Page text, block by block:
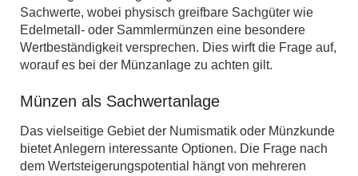
Sachwerte, wobei physisch greifbare Sachgüter wie
Edelmetall- oder Sammlermünzen eine besondere
Wertbeständigkeit versprechen. Dies wirft die Frage auf,
worauf es bei der Münzanlage zu achten gilt.
Münzen als Sachwertanlage
Das vielseitige Gebiet der Numismatik oder Münzkunde
bietet Anlegern interessante Optionen. Die Frage nach
dem Wertsteigerungspotential hängt von mehreren